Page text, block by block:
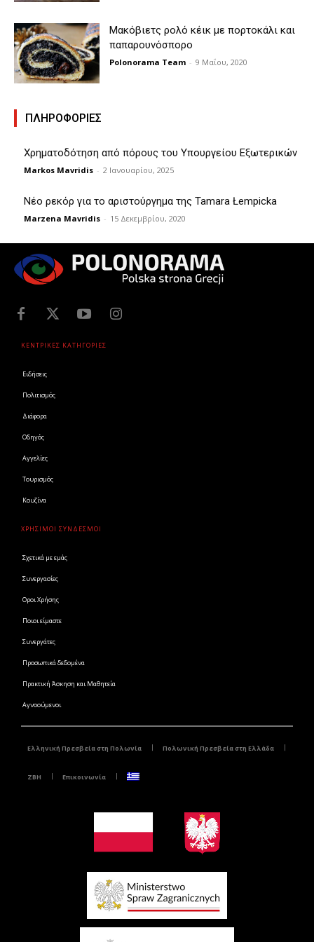
Μακόβιετς ρολό κέικ με πορτοκάλι και
παπαρουνόσπορο
Polonorama Team - 9 Μαΐου, 2020
ΠΛΗΡΟΦΟΡΙΕΣ
Χρηματοδότηση από πόρους του Υπουργείου Εξωτερικών
Markos Mavridis - 2 Ιανουαρίου, 2025
Νέο ρεκόρ για το αριστούργημα της Tamara Łempicka
Marzena Mavridis - 15 Δεκεμβρίου, 2020
ΚΕΝΤΡΙΚΕΣ ΚΑΤΗΓΟΡΙΕΣ
Ειδήσεις
Πολιτισμός
Διάφορα
Οδηγός
Αγγελίες
Τουρισμός
Κουζίνα
ΧΡΗΣΙΜΟΙ ΣΥΝΔΕΣΜΟΙ
Σχετικά με εμάς
Συνεργασίες
Οροι Χρήσης
Ποιοι είμαστε
Συνεργάτες
Προσωπικά δεδομένα
Πρακτική Άσκηση και Μαθητεία
Αγνοούμενοι
Ελληνική Πρεσβεία στη Πολωνία Πολωνική Πρεσβεία στη Ελλάδα
ZBH Επικοινωνία